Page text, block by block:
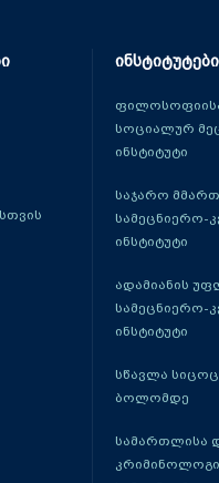
სოციალურ
ინსტიტუტი
საჯარო
სამეცნიერო-
ინსტიტუტი
ადამიანის
სამეცნიერო-
ინსტიტუტი
სწავლა
ბოლომდე
სამართლისა